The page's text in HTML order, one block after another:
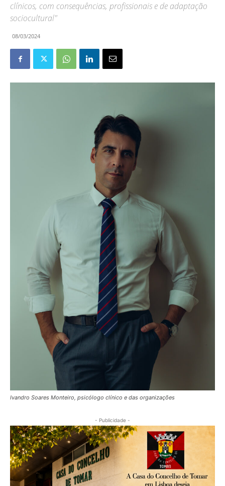
clínicos, com consequências, profissionais e de adaptação
sociocultural"
08/03/2024
Ivandro Soares Monteiro, psicólogo clínico e das organizações
- Publicidade -